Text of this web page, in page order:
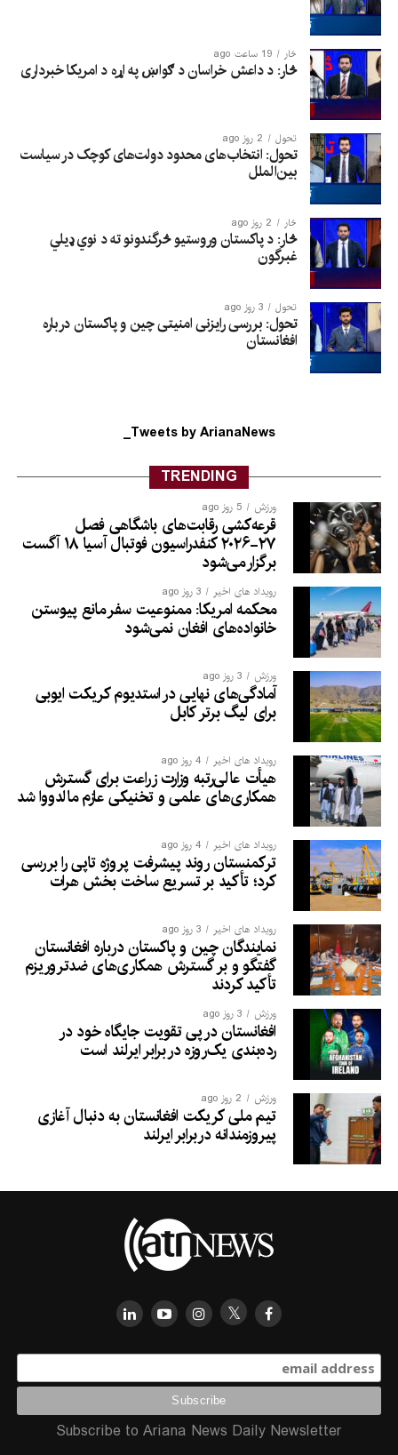
څار 19 ساعت ago
څار: د داعش خراسان د ګواښ په اړه د امریکا خبرداری
تحول 2 روز ago
تحول: انتخاب‌های محدود دولت‌های کوچک در سیاست
بین‌الملل
څار 2 روز ago
څار: د پاکستان وروستیو څرگندونو ته د نوي ډیلي
غبرگون
تحول 3 روز ago
تحول: بررسی رایزنی امنیتی چین و پاکستان درباره
افغانستان
Tweets by ArianaNews_
TRENDING
ورزش 5 روز ago
قرعه‌کشی رقابت‌های باشگاهی فصل
۲۷-۲۰۲۶ کنفدراسیون فوتبال آسیا ۱۸ آگست
برگزار می‌شود
رویداد های اخیر 3 روز ago
محکمه امریکا: ممنوعیت سفر مانع پیوستن
خانواده‌های افغان نمی‌شود
ورزش 3 روز ago
آمادگی‌های نهایی در استدیوم کریکت ایوبی
برای لیگ برتر کابل
رویداد های اخیر 4 روز ago
هیأت عالی‌رتبه وزارت زراعت برای گسترش
همکاری‌های علمی و تخنیکی عازم مالدووا شد
رویداد های اخیر 4 روز ago
ترکمنستان روند پیشرفت پروژه تاپی را بررسی
کرد؛ تأکید بر تسریع ساخت بخش هرات
رویداد های اخیر 3 روز ago
نمایندگان چین و پاکستان درباره افغانستان
گفتگو و بر گسترش همکاری‌های ضدتروریزم
تأکید کردند
ورزش 3 روز ago
افغانستان در پی تقویت جایگاه خود در
رده‌بندی یک‌روزه در برابر ایرلند است
ورزش 2 روز ago
تیم ملی کریکت افغانستان به دنبال آغازی
پیروزمندانه دربرابر ایرلند
Subscribe to Ariana News Daily Newsletter